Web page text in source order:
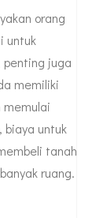
orang
untuk
penting juga
memiliki
memulai
biaya untuk
tanah
ruang.